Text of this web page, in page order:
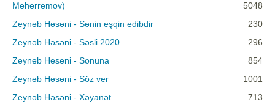
Meherremov)
5048
Zeynəb Həsəni - Sənin eşqin edibdir
230
Zeynəb Həsəni - Səsli 2020
296
Zeyneb Heseni - Sonuna
854
Zeynəb Həsəni - Söz ver
1001
Zeynəb Həsəni - Xəyanət
713